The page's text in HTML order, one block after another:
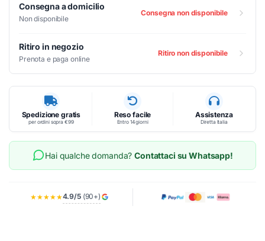
Consegna a domicilio
Non disponibile
Consegna non disponibile
Ritiro in negozio
Prenota e paga online
Ritiro non disponibile
Spedizione gratis
per ordini sopra €99
Reso facile
Entro 14 giorni
Assistenza
Diretta Italia
Hai qualche domanda?Contattaci su Whatsapp!
★★★★★4.9/5(90+)